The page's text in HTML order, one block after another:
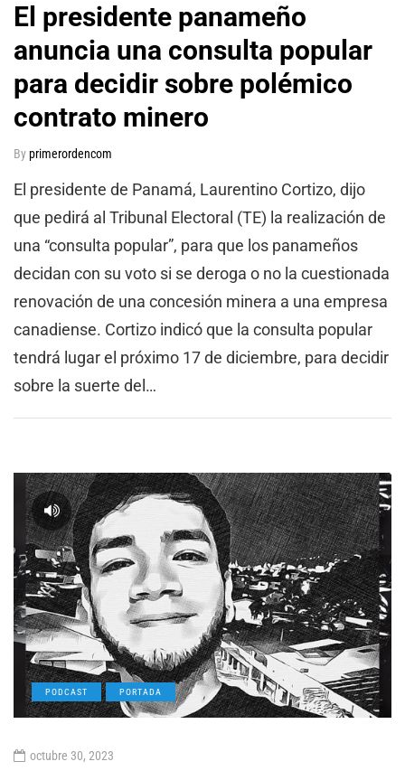
El presidente panameño
anuncia una consulta popular
para decidir sobre polémico
contrato minero
Byprimerordencom
El presidente de Panamá, Laurentino Cortizo, dijo
que pedirá al Tribunal Electoral (TE) la realización de
una “consulta popular”, para que los panameños
decidan con su voto si se deroga o no la cuestionada
renovación de una concesión minera a una empresa
canadiense. Cortizo indicó que la consulta popular
tendrá lugar el próximo 17 de diciembre, para decidir
sobre la suerte del…
PODCAST PORTADA
octubre 30, 2023